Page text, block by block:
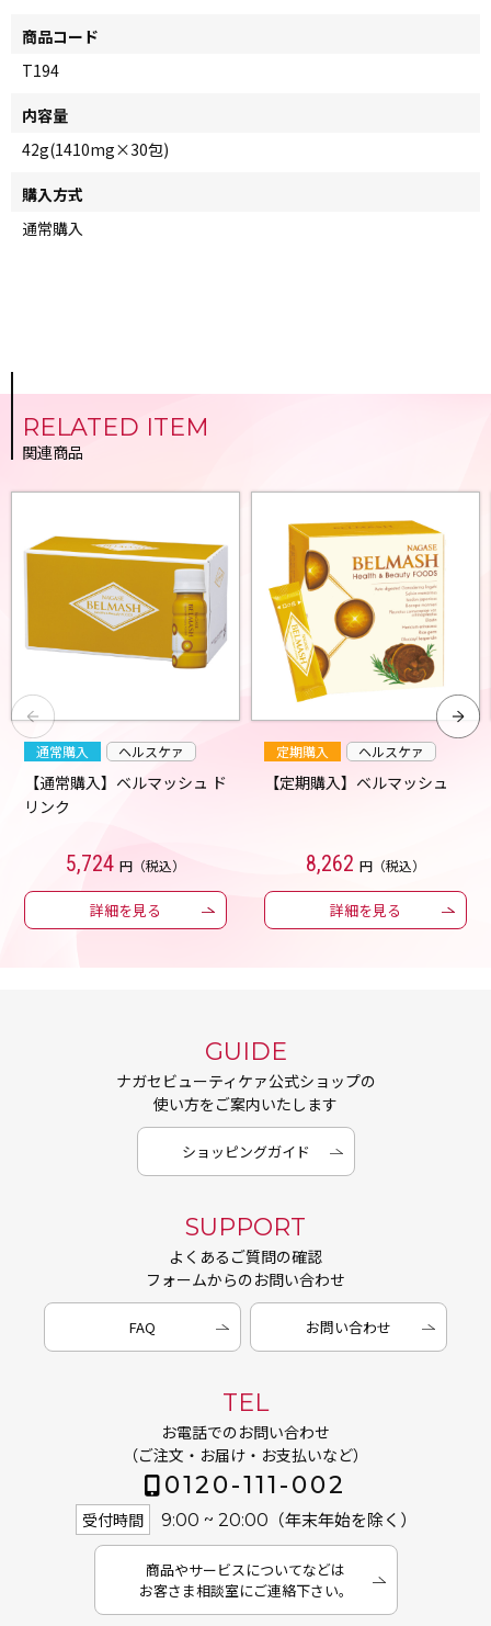
商品コード
T194
内容量
42g(1410mg×30包)
購入方式
通常購入
RELATED ITEM
関連商品
通常購入 ヘルスケァ
【通常購入】ベルマッシュ ド
リンク
5,724 円（税込）
詳細を見る
定期購入 ヘルスケァ
【定期購入】ベルマッシュ
8,262 円（税込）
詳細を見る
GUIDE
ナガセビューティケァ公式ショップの
使い方をご案内いたします
ショッピングガイド
SUPPORT
よくあるご質問の確認
フォームからのお問い合わせ
FAQ お問い合わせ
TEL
お電話でのお問い合わせ
（ご注文・お届け・お支払いなど）
0120-111-002
受付時間 9:00 ~ 20:00 （年末年始を除く）
商品やサービスについてなどは
お客さま相談室にご連絡下さい。